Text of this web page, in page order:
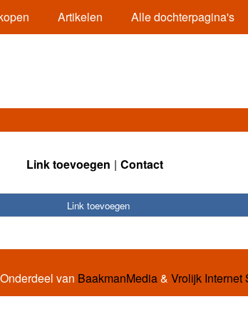
Artikelen Alle dochterpagina's
Link toevoegen Contact
Link toevoegen
van BaakmanMedia& Vrolijk Internet